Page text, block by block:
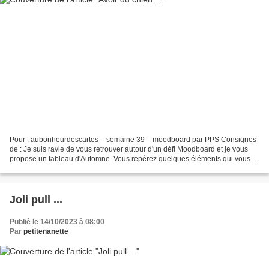
Pour : aubonheurdescartes – semaine 39 – moodboard par PPS Consignes
de : Je suis ravie de vous retrouver autour d'un défi Moodboard et je vous
propose un tableau d'Automne. Vous repérez quelques éléments qui vous
Joli pull ...
Publié le 14/10/2023 à 08:00
Par petitenanette